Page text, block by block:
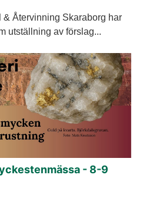
& Återvinning Skaraborg har
utställning av förslag...
- 8-9